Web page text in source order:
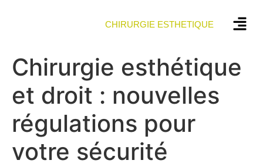
CHIRURGIE ESTHETIQUE
Chirurgie esthétique
et droit : nouvelles
régulations pour
votre sécurité